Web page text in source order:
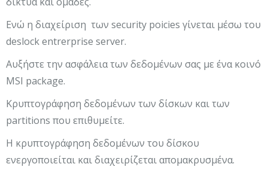
Ενώ η διαχείριση των security poicies γίνεται μέσω του
deslock entrerprise server.
Αυξήστε την ασφάλεια των δεδομένων σας με ένα κοινό
MSI package.
Κρυπτογράφηση δεδομένων των δίσκων και των
partitions που επιθυμείτε.
Η κρυπτογράφηση δεδομένων του δίσκου
ενεργοποιείται και διαχειρίζεται απομακρυσμένα.